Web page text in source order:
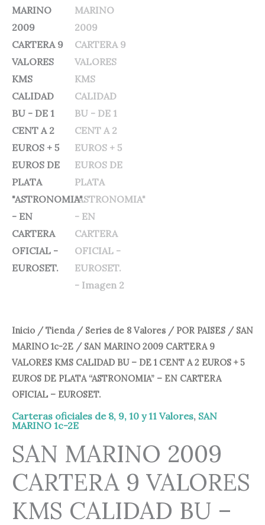
Inicio /Tienda/ Series de 8 Valores / POR PAISES / SAN
MARINO 1c-2E / SAN MARINO 2009 CARTERA 9
VALORES KMS CALIDAD BU – DE 1 CENT A 2 EUROS + 5
EUROS DE PLATA “ASTRONOMIA” – EN CARTERA
OFICIAL – EUROSET.
Carteras oficiales de 8, 9, 10 y 11 Valores, SAN
MARINO 1c-2E
SAN MARINO 2009
CARTERA 9 VALORES
KMS CALIDAD BU –
85,00 €.